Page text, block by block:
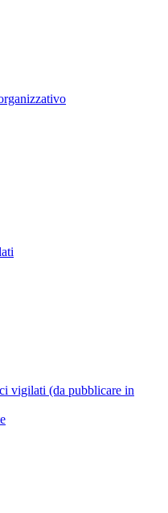
vigilati (da pubblicare in